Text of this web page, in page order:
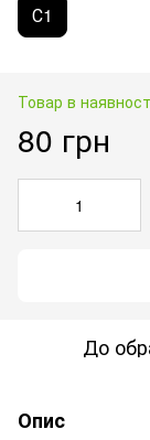
С1
Товар в
80 грн
До
Опис